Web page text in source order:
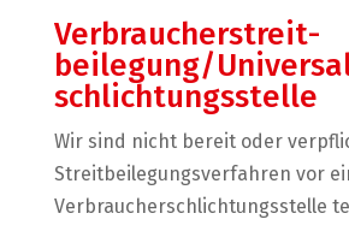
Verbraucher­streit­
beilegung/
schlichtungs­stelle
Wir sind nicht bereit oder
Streitbeilegungsverfahren vor
Verbraucherschlichtungsstelle